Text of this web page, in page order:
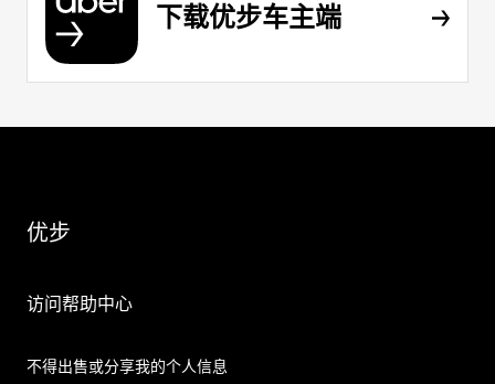
下载优步车主端
优步
访问帮助中心
不得出售或分享我的个人信息